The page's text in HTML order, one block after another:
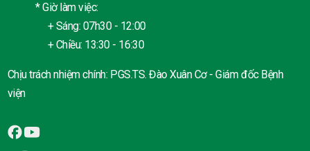
* Giờ làm việc:
+ Sáng: 07h30 - 12:00
+ Chiều: 13:30 - 16:30
Chịu trách nhiệm chính: PGS.TS. Đào Xuân Cơ - Giám đốc Bệnh
viện